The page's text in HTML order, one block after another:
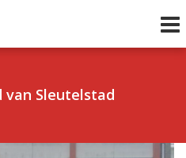
van Sleutelstad